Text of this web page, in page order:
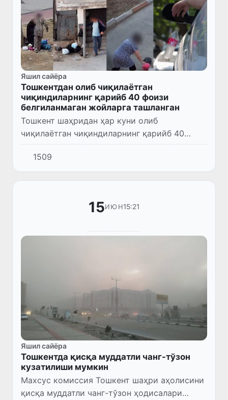
Яшил сайёра
Тошкентдан олиб чиқилаётган
чиқиндиларнинг қарийб 40 фоизи
белгиланмаган жойларга ташланган
Тошкент шаҳридан ҳар куни олиб
чиқилаётган чиқиндиларнинг қарийб 40
фоизини белгиланмаган жойларга ташлаб
кетилган чиқиндилар ташкил этмоқда.
1509
15ИЮН15:21
Яшил сайёра
Тошкентда қисқа муддатли чанг-тўзон
кузатилиши мумкин
Махсус комиссия Тошкент шаҳри аҳолисини
қисқа муддатли чанг-тўзон ҳодисалари